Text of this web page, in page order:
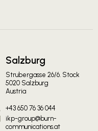
Salzburg
Strubergasse 26/6. Stock
5020 Salzburg
Austria
+43 650 76 36 044
ikp-group@burn-
communications.at